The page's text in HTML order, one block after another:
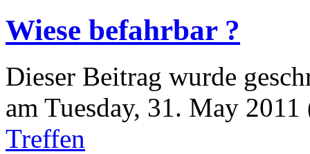
Wiese befahrbar ?
Dieser Beitrag wurde
am Tuesday, 31. May
Treffen